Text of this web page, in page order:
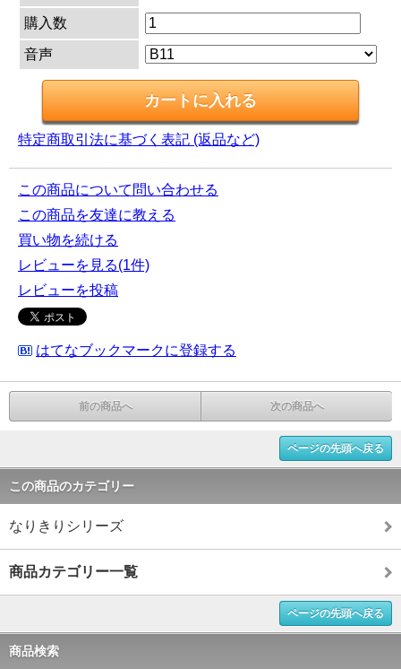
購入数
音声
特定商取引法に基づく表記 (返品など)
この商品について問い合わせる
この商品を友達に教える
買い物を続ける
レビューを見る(1件)
レビューを投稿
はてなブックマークに登録する
前の商品へ 次の商品へ
ページの先頭へ戻る
この商品のカテゴリー
なりきりシリーズ
商品カテゴリー一覧
ページの先頭へ戻る
商品検索